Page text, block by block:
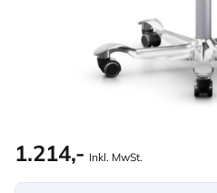
1.214,- Inkl. MwSt.